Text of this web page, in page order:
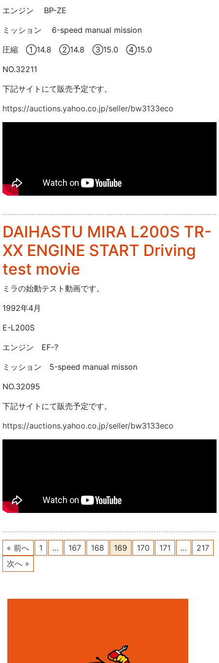
エンジン BP-ZE
ミッション 6-speed manual mission
圧縮 ①14.8 ②14.8 ③15.0 ④15.0
NO.32211
下記サイトにて販売予定です。
https://auctions.yahoo.co.jp/seller/bw3133eco
DAIHASTU MIRA L200S TR-
XX ENGINE START Driving
test movie
ミラの始動テスト動画です。
1992年4月
E-L200S
エンジン EF-?
ミッション 5-speed manual misson
NO.32095
下記サイトにて販売予定です。
https://auctions.yahoo.co.jp/seller/bw3133eco
« 前へ 1 … 167 168 169 170 171 …
217
次へ »